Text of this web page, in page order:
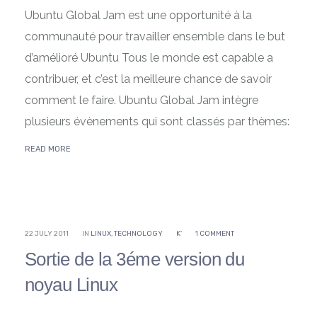
Ubuntu Global Jam est une opportunité à la
communauté pour travailler ensemble dans le but
d’amélioré Ubuntu Tous le monde est capable a
contribuer, et c’est la meilleure chance de savoir
comment le faire. Ubuntu Global Jam intègre
plusieurs évènements qui sont classés par thèmes:
READ MORE
22 JULY 2011 IN LINUX,TECHNOLOGY K' 1 COMMENT
Sortie de la 3éme version du
noyau Linux